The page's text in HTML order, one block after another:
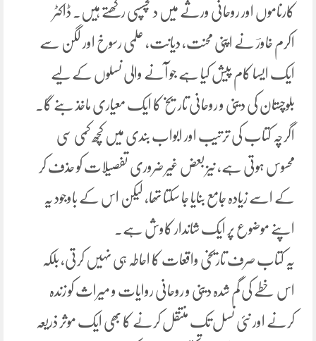
کارناموں اور روحانی ورثے میں دلچسسپی رکھتے ہیں۔ ڈاکٹر
اکرم خاورؔ نے اپنی محنت، دیانت، علمی رسوخ اور لگن سے
ایک ایسا کام پیش کیا ہے جو آنے والی نسلوں کے لیے
بلوچستان کی دینی و روحانی تاریخ کا ایک معیاری ماخذ بنے گا۔
اگرچہ کتاب کی ترتیب اور ابواب بندی میں کچھ کمی سی
محسوس ہوتی ہے، نیز بعض غیر ضروری تفصیلات کو حذف کر
کے اسے زیادہ جامع بنایا جا سکتا تھا، لیکن اس کے باوجود یہ
اپنے موضوع پر ایک شاندار کاوش ہے.
یہ کتاب صرف تاریخی واقعات کا احاطہ ہی نہیں کرتی، بلکہ
اس خطے کی گم شدہ دینی و روحانی روایات و میراث کو زندہ
کرنے اور نئی نسل تک منتقل کرنے کا بھی ایک موثر ذریعہ